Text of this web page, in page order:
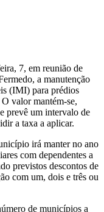
7, em reunião de
a manutenção
(IMI) para prédios
valor mantém-se,
prevê um intervalo de
a taxa a aplicar.
irá manter no ano
com dependentes a
previstos descontos de
com um, dois e três ou
de municípios a